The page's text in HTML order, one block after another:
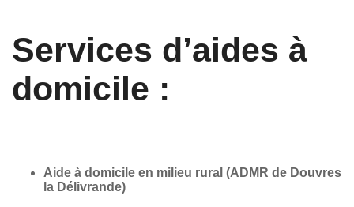
Services d’aides à
domicile :
Aide à domicile en milieu rural (ADMR de Douvres
la Délivrande)